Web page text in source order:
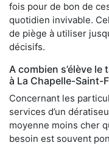
fois pour de bon de
quotidien invivable.
de piège à utiliser
décisifs.
A combien s’élève
à La Chapelle-Saint-
Concernant les
services d’un
moyenne moins cher
besoin est souvent